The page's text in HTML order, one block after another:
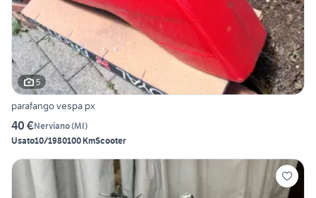
5
parafango vespa px
40 €Nerviano(MI)
Usato10/1980100 KmScooter